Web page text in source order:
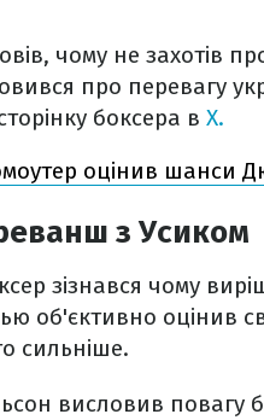
чому не захотів
про перевагу
боксера в Х.
оцінив шанси
з Усиком
зізнався чому
об'єктивно оцінив
сильніше.
висловив повагу